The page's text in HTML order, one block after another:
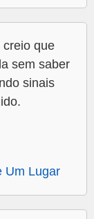
creio que
sem saber
sinais
Um Lugar